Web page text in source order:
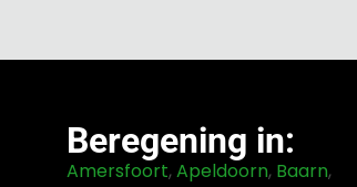
Beregening in:
Amersfoort,Apeldoorn, Baarn,